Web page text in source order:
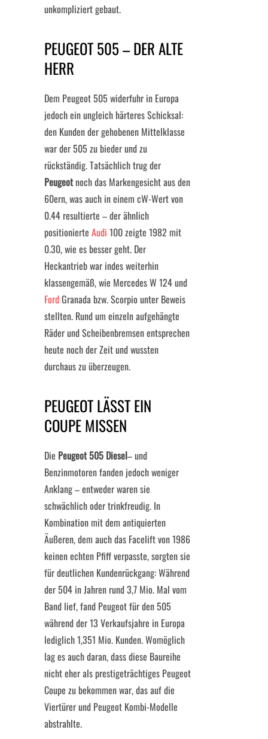
unkompliziert gebaut.
PEUGEOT 505 – DER ALTE
HERR
Dem Peugeot 505 widerfuhr in Europa
jedoch ein ungleich härteres Schicksal:
den Kunden der gehobenen Mittelklasse
war der 505 zu bieder und zu
rückständig. Tatsächlich trug der
Peugeotnoch das Markengesicht aus den
60ern, was auch in einem cW-Wert von
0.44 resultierte – der ähnlich
positionierte Audi 100 zeigte 1982 mit
0.30, wie es besser geht. Der
Heckantrieb war indes weiterhin
klassengemäß, wie Mercedes W 124 und
FordGranada bzw. Scorpio unter Beweis
stellten. Rund um einzeln aufgehängte
Räder und Scheibenbremsen entsprechen
heute noch der Zeit und wussten
durchaus zu überzeugen.
PEUGEOT LÄSST EIN
COUPE MISSEN
Die Peugeot 505 Diesel– und
Benzinmotoren fanden jedoch weniger
Anklang – entweder waren sie
schwächlich oder trinkfreudig. In
Kombination mit dem antiquierten
Äußeren, dem auch das Facelift von 1986
keinen echten Pfiff verpasste, sorgten sie
für deutlichen Kundenrückgang: Während
der 504 in Jahren rund 3,7 Mio. Mal vom
Band lief, fand Peugeot für den 505
während der 13 Verkaufsjahre in Europa
lediglich 1,351 Mio. Kunden. Womöglich
lag es auch daran, dass diese Baureihe
nicht eher als prestigeträchtiges Peugeot
Coupe zu bekommen war, das auf die
Viertürer und Peugeot Kombi-Modelle
abstrahlte.